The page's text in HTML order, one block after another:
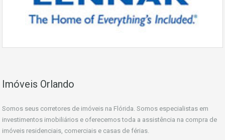
Imóveis Orlando
Somos seus corretores de imóveis na Flórida. Somos especialistas em
investimentos imobiliários e oferecemos toda a assistência na compra de
imóveis residenciais, comerciais e casas de férias.